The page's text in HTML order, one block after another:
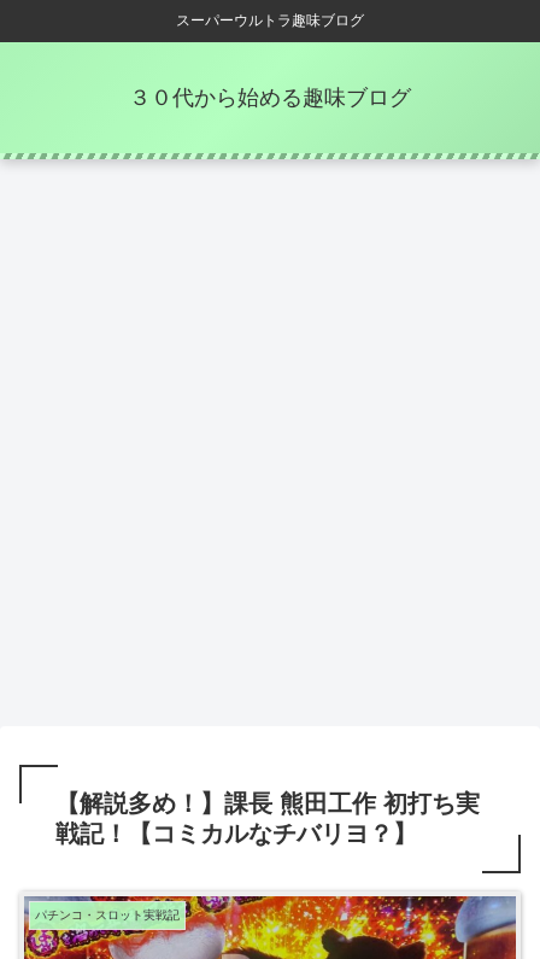
スーパーウルトラ趣味ブログ
３０代から始める趣味ブログ
【解説多め！】課長 熊田工作 初打ち実
戦記！【コミカルなチバリヨ？】
パチンコ・スロット実戦記